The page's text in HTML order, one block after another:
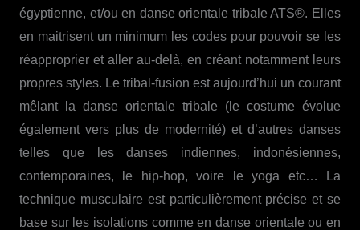
égyptienne, et/ou en danse orientale tribale ATS®. Elles
en maitrisent un minimum les codes pour pouvoir se les
réapproprier et aller au-delà, en créant notamment leurs
propres styles. Le tribal-fusion est aujourd’hui un courant
mêlant la danse orientale tribale (le costume évolue
également vers plus de modernité) et d’autres danses
telles que les danses indiennes, indonésiennes,
contemporaines, le hip-hop, voire le yoga etc… La
technique musculaire est particulièrement précise et se
base sur les isolations comme en danse orientale ou en